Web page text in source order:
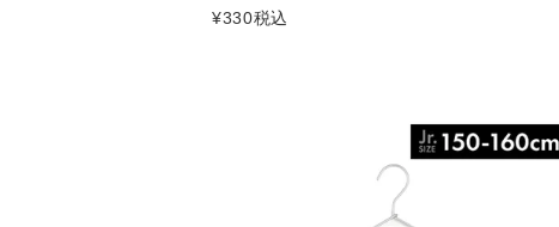
¥330税込